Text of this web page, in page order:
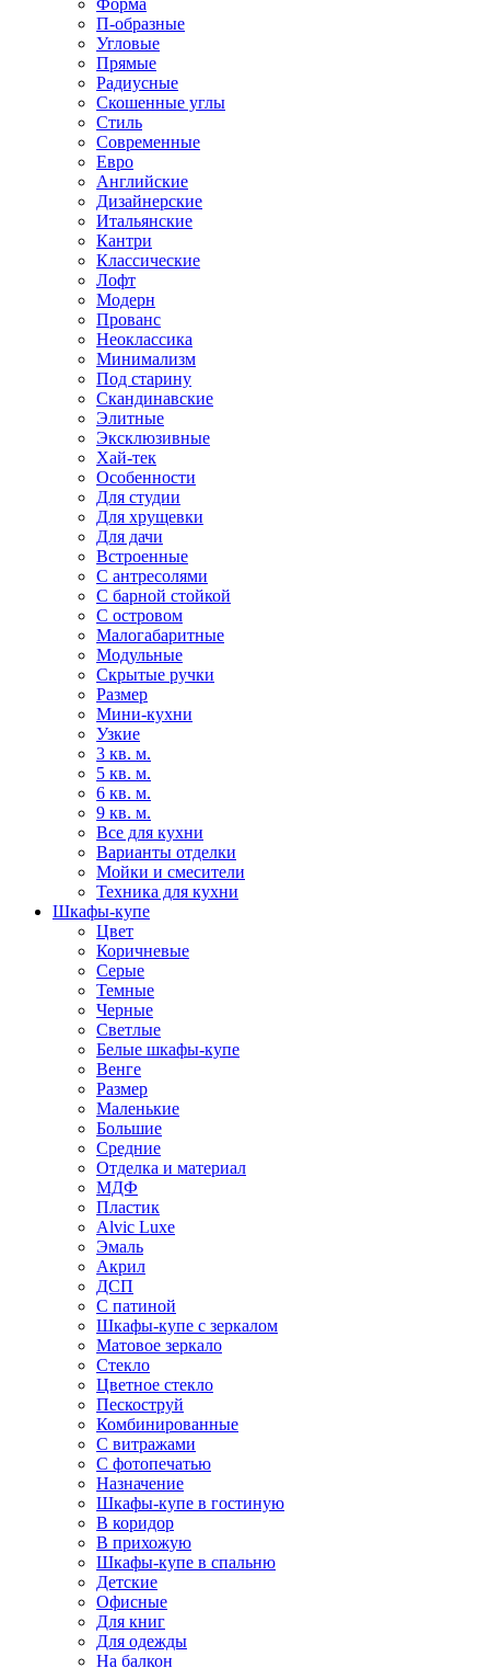
Форма
П-образные
Угловые
Прямые
Радиусные
Скошенные углы
Стиль
Современные
Евро
Английские
Дизайнерские
Итальянские
Кантри
Классические
Лофт
Модерн
Прованс
Неоклассика
Минимализм
Под старину
Скандинавские
Элитные
Эксклюзивные
Хай-тек
Особенности
Для студии
Для хрущевки
Для дачи
Встроенные
С антресолями
С барной стойкой
С островом
Малогабаритные
Модульные
Скрытые ручки
Размер
Мини-кухни
Узкие
3 кв. м.
5 кв. м.
6 кв. м.
9 кв. м.
Все для кухни
Варианты отделки
Мойки и смесители
Техника для кухни
Шкафы-купе
Цвет
Коричневые
Серые
Темные
Черные
Светлые
Белые шкафы-купе
Венге
Размер
Маленькие
Большие
Средние
Отделка и материал
МДФ
Пластик
Alvic Luxe
Эмаль
Акрил
ДСП
С патиной
Шкафы-купе с зеркалом
Матовое зеркало
Стекло
Цветное стекло
Пескоструй
Комбинированные
С витражами
С фотопечатью
Назначение
Шкафы-купе в гостиную
В коридор
В прихожую
Шкафы-купе в спальню
Детские
Офисные
Для книг
Для одежды
На балкон